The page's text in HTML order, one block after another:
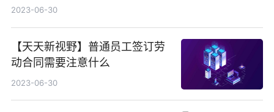
2023-06-30
【天天新视野】普通员工签订劳
动合同需要注意什么
2023-06-30